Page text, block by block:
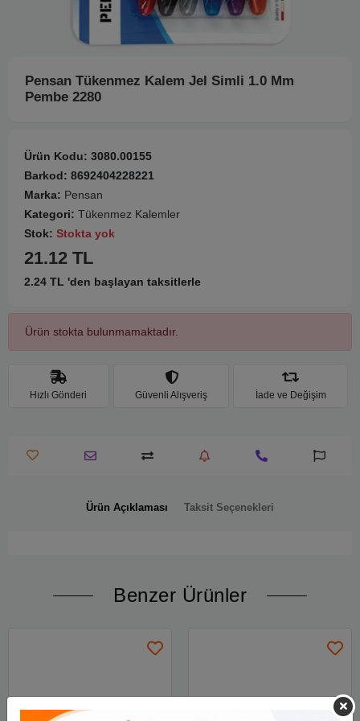
Pensan Tükenmez Kalem Jel Simli 1.0 Mm
Pembe 2280
Ürün Kodu: 3080.00155
Barkod: 8692404228221
Marka: Pensan
Kategori: Tükenmez Kalemler
Stok: Stokta yok
21.12 TL
2.24 TL 'den başlayan taksitlerle
Ürün stokta bulunmamaktadır.
Hızlı Gönderi Güvenli Alışveriş İade ve Değişim
Ürün Açıklaması Taksit Seçenekleri
Benzer Ürünler